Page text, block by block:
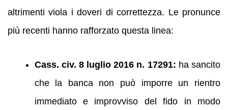
altrimenti viola i doveri di correttezza. Le pronunce
più recenti hanno rafforzato questa linea:
Cass. civ. 8 luglio 2016 n. 17291: ha sancito
che la banca non può imporre un rientro
immediato e improvviso del fido in modo